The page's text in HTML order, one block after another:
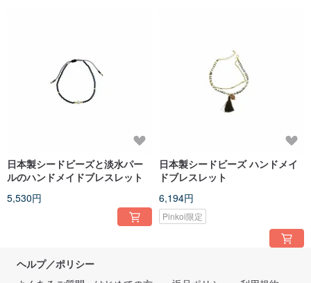
日本製シードビーズと淡水パー
ルのハンドメイドブレスレット
5,530円
日本製シードビーズ ハンドメイ
ドブレスレット
6,194円
Pinkoi限定
ヘルプ／ポリシー